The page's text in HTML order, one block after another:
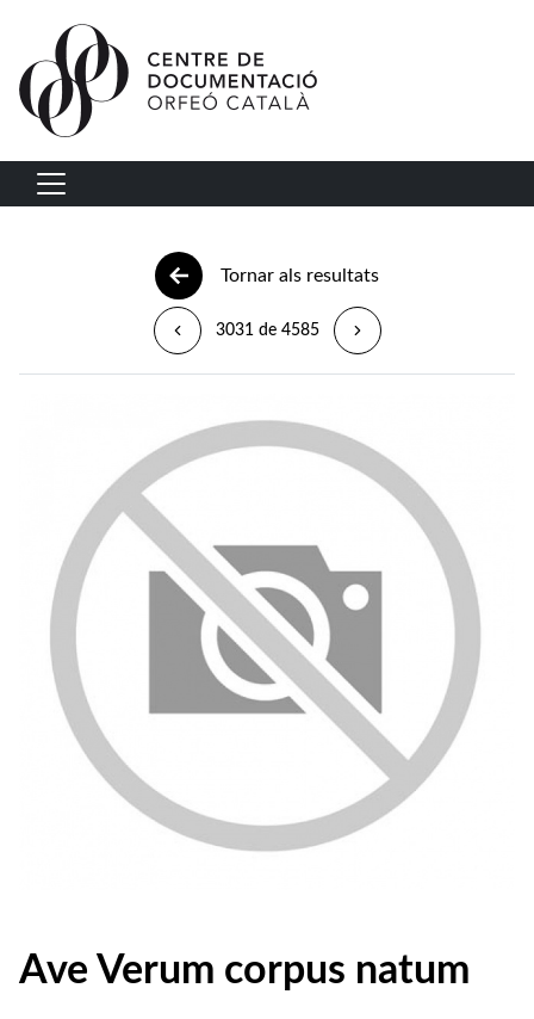
Vés al contingut
Navegació principal
Tornar als resultats
3031 de 4585
Ave Verum corpus natum